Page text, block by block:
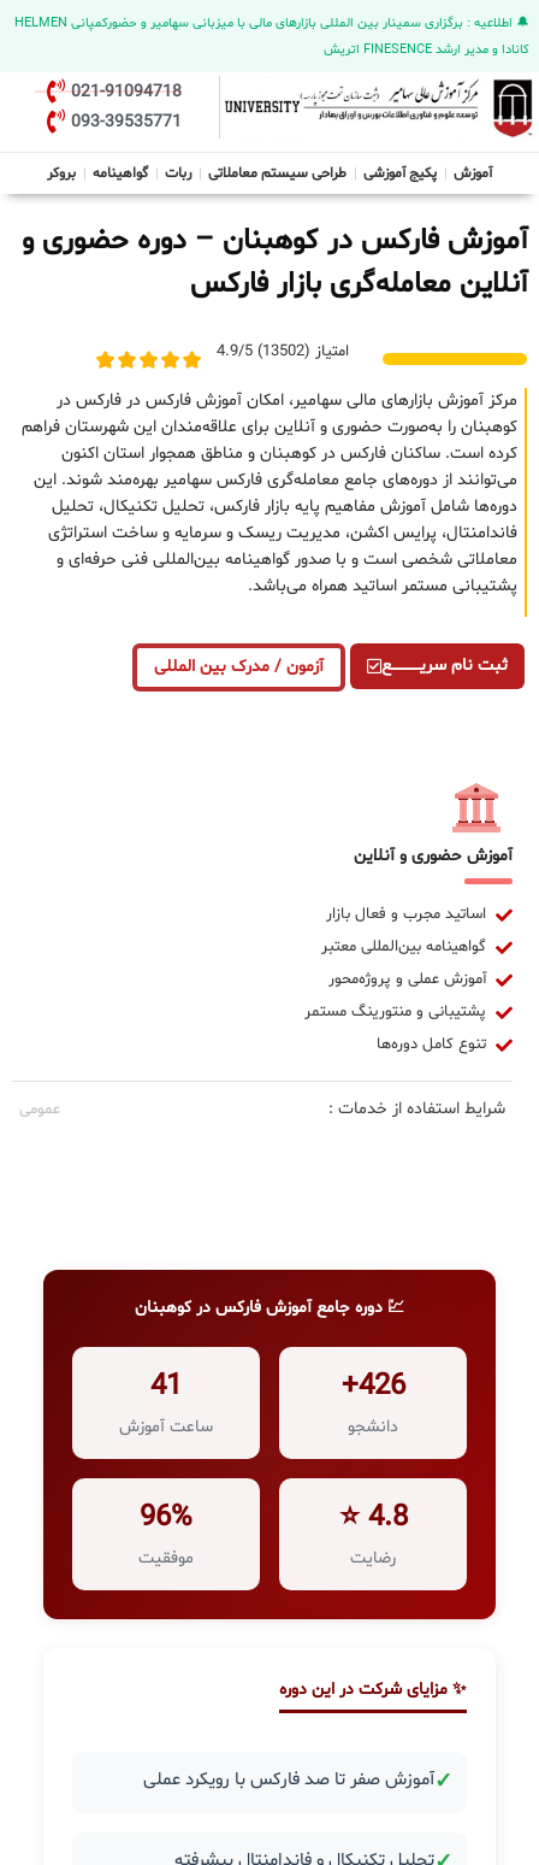
🔔 اطلاعیه : برگزاری سمینار بین المللی بازارهای مالی با میزبانی سهامیر و حضورکمپانی HELMEN
کانادا و مدیر ارشد FINESENCE اتریش
021-91094718
093-39535771
آموزش پکیج آموزشی طراحی سیستم معاملاتی ربات گواهینامه بروکر
آموزش فارکس در کوهبنان – دوره حضوری و
آنلاین معامله‌گری بازار فارکس
امتیاز (13502) 4.9/5
مرکز آموزش بازارهای مالی سهامیر، امکان آموزش فارکس در فارکس در
کوهبنان را به‌صورت حضوری و آنلاین برای علاقه‌مندان این شهرستان فراهم
کرده است. ساکنان فارکس در کوهبنان و مناطق همجوار استان اکنون
می‌توانند از دوره‌های جامع معامله‌گری فارکس سهامیر بهره‌مند شوند. این
دوره‌ها شامل آموزش مفاهیم پایه بازار فارکس، تحلیل تکنیکال، تحلیل
فاندامنتال، پرایس اکشن، مدیریت ریسک و سرمایه و ساخت استراتژی
معاملاتی شخصی است و با صدور گواهینامه بین‌المللی فنی حرفه‌ای و
پشتیبانی مستمر اساتید همراه می‌باشد.
ثبت نام سریــــــــــــع آزمون / مدرک بین المللی
آموزش حضوری و آنلاین
اساتید مجرب و فعال بازار
گواهینامه بین‌المللی معتبر
آموزش عملی و پروژه‌محور
پشتیبانی و منتورینگ مستمر
تنوع کامل دوره‌ها
شرایط استفاده از خدمات : عمومی
💹 دوره جامع آموزش فارکس در کوهبنان
426+
دانشجو
41
ساعت آموزش
4.8 ⭐
رضایت
96%
موفقیت
✨ مزایای شرکت در این دوره
✓آموزش صفر تا صد فارکس با رویکرد عملی